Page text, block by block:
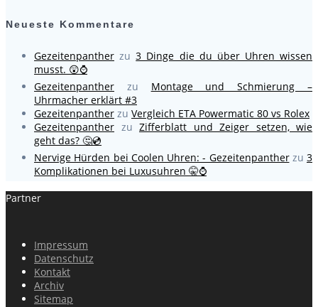
Neueste Kommentare
Gezeitenpanther zu3 Dinge die du über Uhren wissen
musst. 😲⌚
Gezeitenpanther zu Montage und Schmierung –
Uhrmacher erklärt #3
Gezeitenpanther zu Vergleich ETA Powermatic 80 vs Rolex
Gezeitenpanther zu Zifferblatt und Zeiger setzen, wie
geht das? 🤔💿
Nervige Hürden bei Coolen Uhren: - Gezeitenpantherzu 3
Komplikationen bei Luxusuhren 🤫⌚
Partner
Impressum
Datenschutz
Kontakt
Archiv
Sitemap